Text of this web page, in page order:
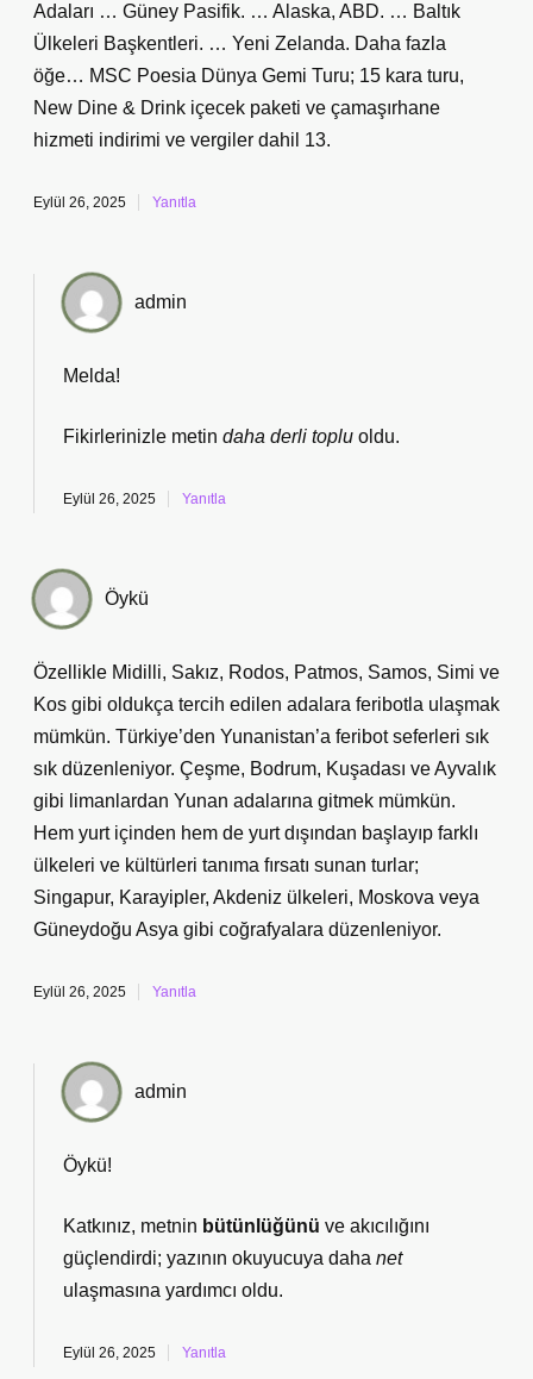
Adaları … Güney Pasifik. … Alaska, ABD. … Baltık
Ülkeleri Başkentleri. … Yeni Zelanda. Daha fazla
öğe… MSC Poesia Dünya Gemi Turu; 15 kara turu,
New Dine & Drink içecek paketi ve çamaşırhane
hizmeti indirimi ve vergiler dahil 13.
Eylül 26, 2025 Yanıtla
admin
Melda!
Fikirlerinizle metin daha derli toplu oldu.
Eylül 26, 2025 Yanıtla
Öykü
Özellikle Midilli, Sakız, Rodos, Patmos, Samos, Simi ve
Kos gibi oldukça tercih edilen adalara feribotla ulaşmak
mümkün. Türkiye’den Yunanistan’a feribot seferleri sık
sık düzenleniyor. Çeşme, Bodrum, Kuşadası ve Ayvalık
gibi limanlardan Yunan adalarına gitmek mümkün.
Hem yurt içinden hem de yurt dışından başlayıp farklı
ülkeleri ve kültürleri tanıma fırsatı sunan turlar;
Singapur, Karayipler, Akdeniz ülkeleri, Moskova veya
Güneydoğu Asya gibi coğrafyalara düzenleniyor.
Eylül 26, 2025 Yanıtla
admin
Öykü!
Katkınız, metnin bütünlüğünü ve akıcılığını
güçlendirdi; yazının okuyucuya daha net
ulaşmasına yardımcı oldu.
Eylül 26, 2025 Yanıtla